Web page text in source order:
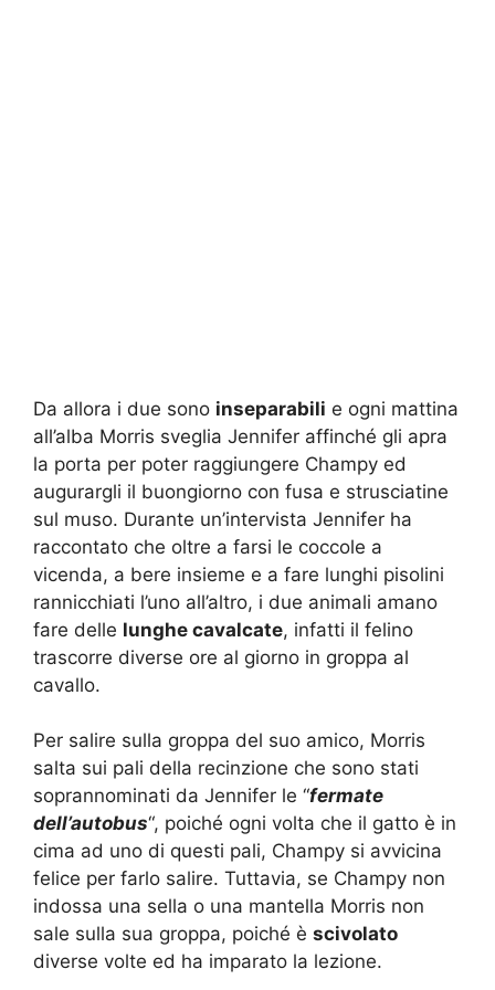
Da allora i due sono inseparabili e ogni mattina
all’alba Morris sveglia Jennifer affinché gli apra
la porta per poter raggiungere Champy ed
augurargli il buongiorno con fusa e strusciatine
sul muso. Durante un’intervista Jennifer ha
raccontato che oltre a farsi le coccole a
vicenda, a bere insieme e a fare lunghi pisolini
rannicchiati l’uno all’altro, i due animali amano
fare delle lunghe cavalcate, infatti il felino
trascorre diverse ore al giorno in groppa al
cavallo.
Per salire sulla groppa del suo amico, Morris
salta sui pali della recinzione che sono stati
soprannominati da Jennifer le “fermate
dell’autobus“, poiché ogni volta che il gatto è in
cima ad uno di questi pali, Champy si avvicina
felice per farlo salire. Tuttavia, se Champy non
indossa una sella o una mantella Morris non
sale sulla sua groppa, poiché è scivolato
diverse volte ed ha imparato la lezione.